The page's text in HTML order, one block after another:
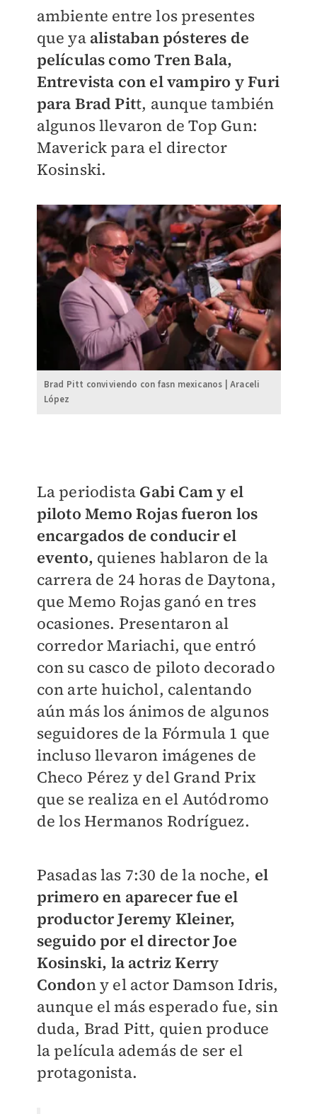
ambiente entre los presentes
que ya alistaban pósteres de
películas como Tren Bala,
Entrevista con el vampiro y Furi
para Brad Pitt, aunque también
algunos llevaron de Top Gun:
Maverick para el director
Kosinski.
Brad Pitt conviviendo con fasn mexicanos | Araceli
López
La periodista Gabi Cam y el
piloto Memo Rojas fueron los
encargados de conducir el
evento, quienes hablaron de la
carrera de 24 horas de Daytona,
que Memo Rojas ganó en tres
ocasiones. Presentaron al
corredor Mariachi, que entró
con su casco de piloto decorado
con arte huichol, calentando
aún más los ánimos de algunos
seguidores de la Fórmula 1 que
incluso llevaron imágenes de
Checo Pérez y del Grand Prix
que se realiza en el Autódromo
de los Hermanos Rodríguez.
Pasadas las 7:30 de la noche, el
primero en aparecer fue el
productor Jeremy Kleiner,
seguido por el director Joe
Kosinski, la actriz Kerry
Condon y el actor Damson Idris,
aunque el más esperado fue, sin
duda, Brad Pitt, quien produce
la película además de ser el
protagonista.